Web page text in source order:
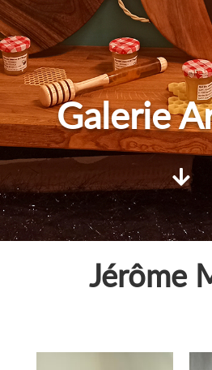
Galerie

Jérôme